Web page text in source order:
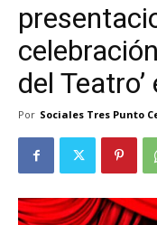
del
Por Sociales Tres Punto